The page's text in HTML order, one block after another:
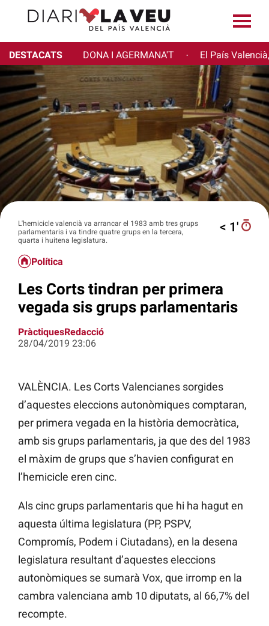
DESTACATS DONA I AGERMANA'T · El País
L'hemicicle valencià va arrancar el 1983 amb tres grups
parlamentaris i va tindre quatre grups en la tercera,
quarta i huitena legislatura.
< 1′
Política
Les Corts tindran per primera
vegada sis grups parlamentaris
PràctiquesRedacció
28/04/2019 23:06
VALÈNCIA. Les Corts Valencianes sorgides
d’aquestes eleccions autonòmiques comptaran,
per primera vegada en la història democràtica,
amb sis grups parlamentaris, ja que des del 1983
el màxim de grups que s’havien configurat en
l’hemicicle eren cinc.
Als cinc grups parlamentaris que hi ha hagut en
aquesta última legislatura (PP, PSPV,
Compromís, Podem i Ciutadans), en la desena
legislatura resultant d’aquestes eleccions
autonòmiques se sumarà Vox, que irromp en la
cambra valenciana amb 10 diputats, al 66,7% del
recompte.